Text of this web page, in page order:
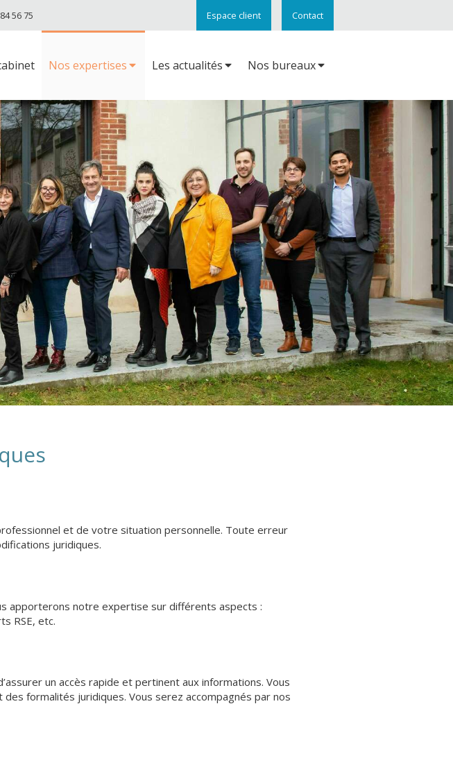
56 75 Contact
Espace client
Nos expertises Les actualités Nos bureaux
et de votre situation personnelle. Toute erreur
juridiques.
apporterons notre expertise sur différents aspects :
RSE, etc.
un accès rapide et pertinent aux informations. Vous
formalités juridiques. Vous serez accompagnés par nos